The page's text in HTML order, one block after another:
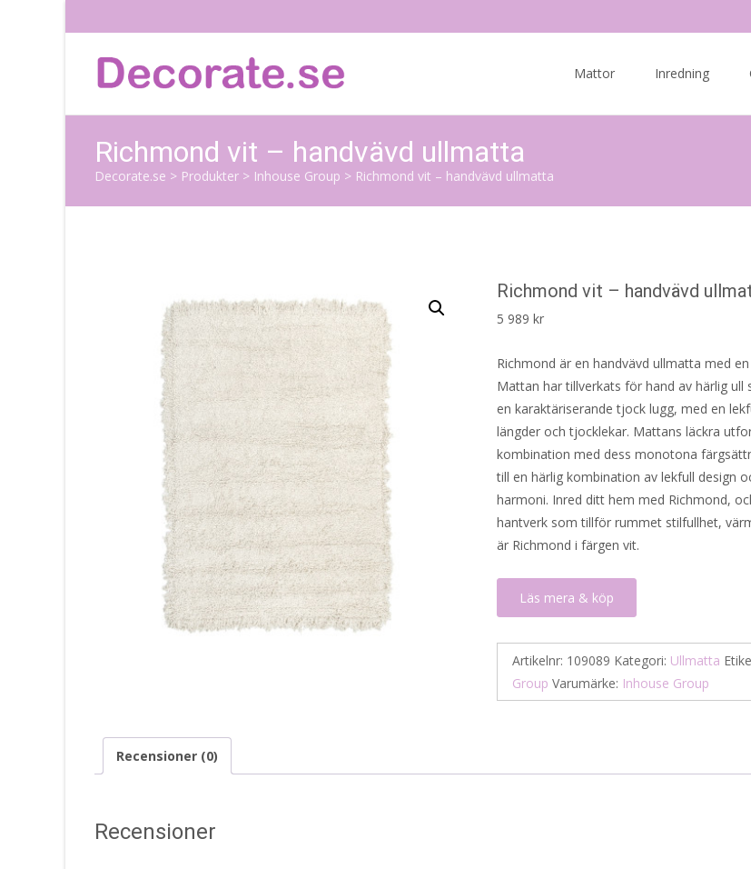
Mattor Inredning
Richmond vit – handvävd ullmatta
Decorate.se > Produkter > Inhouse Group > Richmond vit – handvävd ullmatta
Richmond vit – handvävd
5 989kr
Richmond är en handvävd ullmatta med
Mattan har tillverkats för hand av härlig ull
en karaktäriserande tjock lugg, med en
längder och tjocklekar. Mattans läckra
kombination med dess monotona
till en härlig kombination av lekfull design
harmoni. Inred ditt hem med Richmond,
hantverk som tillför rummet stilfullhet,
är Richmond i färgen vit.
Läs mera & köp
Artikelnr: 109089 Kategori: Ullmatta
Group Varumärke: Inhouse Group
Recensioner (0)
Recensioner